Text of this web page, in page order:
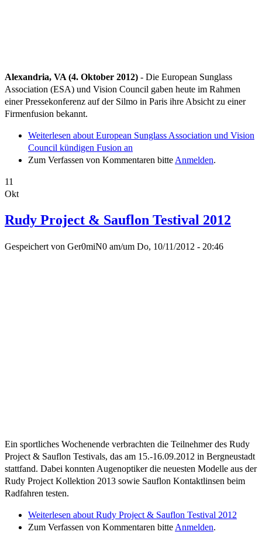
Alexandria, VA (4. Oktober 2012) - Die European Sunglass
Association (ESA) und Vision Council gaben heute im Rahmen
einer Pressekonferenz auf der Silmo in Paris ihre Absicht zu einer
Firmenfusion bekannt.
Weiterlesen about European Sunglass Association und Vision
Council kündigen Fusion an
Zum Verfassen von Kommentaren bitte Anmelden.
11
Okt
Rudy Project & Sauflon Testival 2012
Gespeichert von Ger0miN0 am/um Do, 10/11/2012 - 20:46
Ein sportliches Wochenende verbrachten die Teilnehmer des Rudy
Project & Sauflon Testivals, das am 15.-16.09.2012 in Bergneustadt
stattfand. Dabei konnten Augenoptiker die neuesten Modelle aus der
Rudy Project Kollektion 2013 sowie Sauflon Kontaktlinsen beim
Radfahren testen.
Weiterlesen about Rudy Project & Sauflon Testival 2012
Zum Verfassen von Kommentaren bitte Anmelden.